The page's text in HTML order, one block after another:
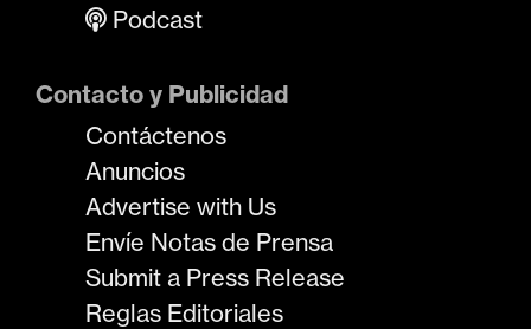
Podcast
Contacto y Publicidad
Contáctenos
Anuncios
Advertise with Us
Envíe Notas de Prensa
Submit a Press Release
Reglas Editoriales